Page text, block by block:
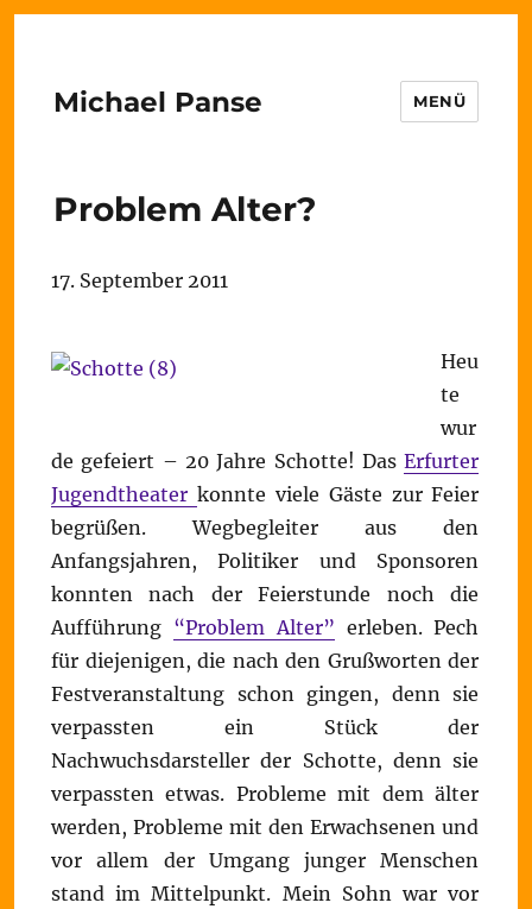
Michael Panse MENÜ
Problem Alter?
17. September 2011
Heu
te
wur
de gefeiert – 20 Jahre Schotte! DasErfurter
Jugendtheater konnte viele Gäste zur Feier
begrüßen. Wegbegleiter aus den
Anfangsjahren, Politiker und Sponsoren
konnten nach der Feierstunde noch die
Aufführung “Problem Alter” erleben. Pech
für diejenigen, die nach den Grußworten der
Festveranstaltung schon gingen, denn sie
verpassten ein Stück der
Nachwuchsdarsteller der Schotte, denn sie
verpassten etwas. Probleme mit dem älter
werden, Probleme mit den Erwachsenen und
vor allem der Umgang junger Menschen
stand im Mittelpunkt. Mein Sohn war vor